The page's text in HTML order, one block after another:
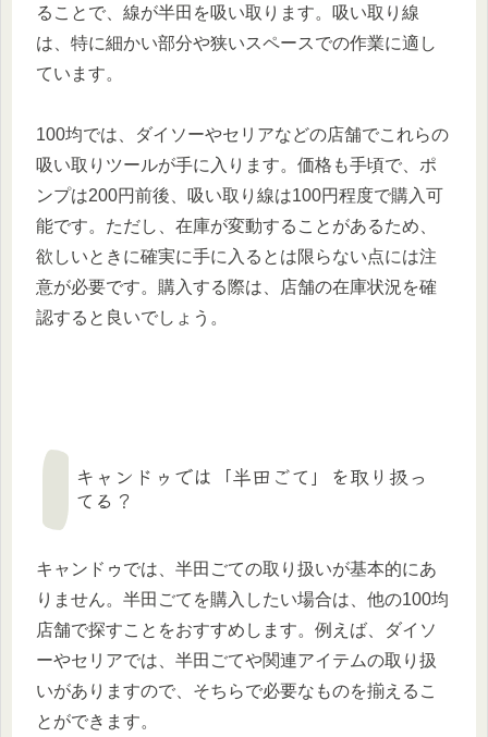
ることで、線が半田を吸い取ります。吸い取り線
は、特に細かい部分や狭いスペースでの作業に適し
ています。
100均では、ダイソーやセリアなどの店舗でこれらの
吸い取りツールが手に入ります。価格も手頃で、ポ
ンプは200円前後、吸い取り線は100円程度で購入可
能です。ただし、在庫が変動することがあるため、
欲しいときに確実に手に入るとは限らない点には注
意が必要です。購入する際は、店舗の在庫状況を確
認すると良いでしょう。
キャンドゥでは「半田ごて」を取り扱っ
てる？
キャンドゥでは、半田ごての取り扱いが基本的にあ
りません。半田ごてを購入したい場合は、他の100均
店舗で探すことをおすすめします。例えば、ダイソ
ーやセリアでは、半田ごてや関連アイテムの取り扱
いがありますので、そちらで必要なものを揃えるこ
とができます。